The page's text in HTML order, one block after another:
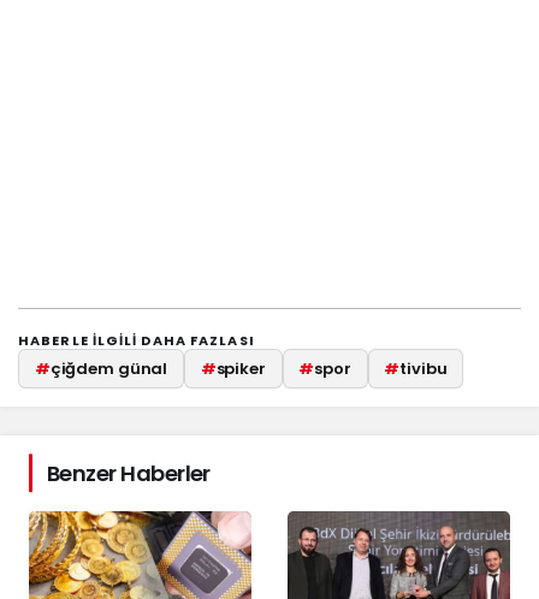
HABERLE ILGILI DAHA FAZLASI
#çiğdem günal #spiker #spor #tivibu
Benzer Haberler